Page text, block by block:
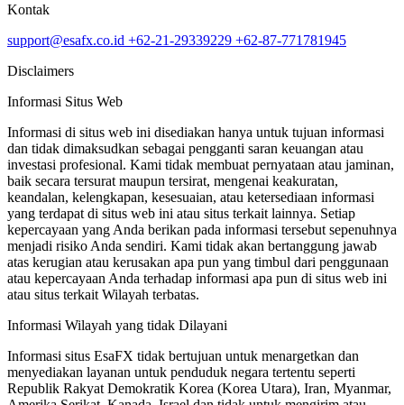
Kontak
support@esafx.co.id +62-21-29339229 +62-87-771781945
Disclaimers
Informasi Situs Web
Informasi di situs web ini disediakan hanya untuk tujuan informasi
dan tidak dimaksudkan sebagai pengganti saran keuangan atau
investasi profesional. Kami tidak membuat pernyataan atau jaminan,
baik secara tersurat maupun tersirat, mengenai keakuratan,
keandalan, kelengkapan, kesesuaian, atau ketersediaan informasi
yang terdapat di situs web ini atau situs terkait lainnya. Setiap
kepercayaan yang Anda berikan pada informasi tersebut sepenuhnya
menjadi risiko Anda sendiri. Kami tidak akan bertanggung jawab
atas kerugian atau kerusakan apa pun yang timbul dari penggunaan
atau kepercayaan Anda terhadap informasi apa pun di situs web ini
atau situs terkait Wilayah terbatas.
Informasi Wilayah yang tidak Dilayani
Informasi situs EsaFX tidak bertujuan untuk menargetkan dan
menyediakan layanan untuk penduduk negara tertentu seperti
Republik Rakyat Demokratik Korea (Korea Utara), Iran, Myanmar,